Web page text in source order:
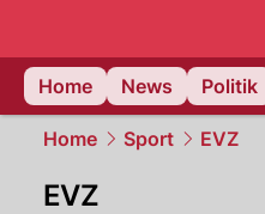
Home
News Politik
Home Sport EVZ
EVZ